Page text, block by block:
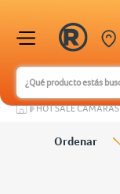
HOT SALE CAMARAS
Ordenar